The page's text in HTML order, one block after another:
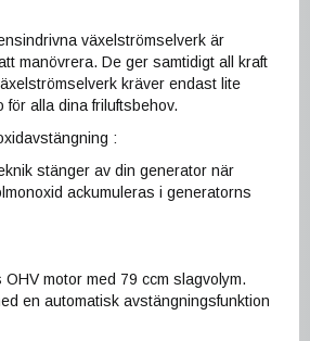
växelströmselverk är
manövrera. De ger samtidigt all kraft
kräver endast lite
för alla dina friluftsbehov.
:
stänger av din generator när
ackumuleras i generatorns
motor med 79 ccm slagvolym.
en automatisk avstängningsfunktion